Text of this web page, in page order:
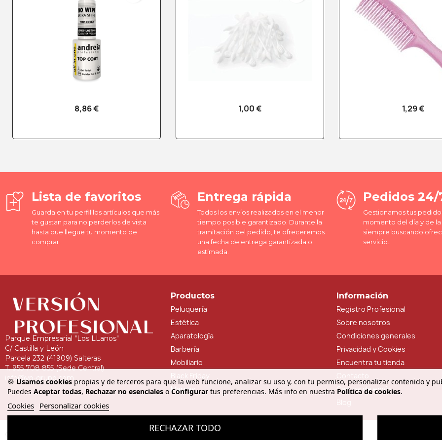
Vista rápida
8,86 € Vista rápida
1,00 € Vista rápida
1,29 €
🍪 Usamos cookies propias y de terceros para que la web funcione, analizar su uso y, con tu permiso, personalizar contenido y
Puedes Aceptar todas, Rechazar no esenciales o Configurar tus preferencias. Más info en nuestra Política de cookies.
Cookies Personalizar cookies
RECHAZAR TODO
Lista de favoritos
Guarda en tu perfil los artículos que más
te gustan para no perderlos de vista
hasta que llegue tu momento de
comprar.
Entrega rápida
Todos los envíos realizados en el menor
tiempo posible garantizado. Durante la
tramitación del pedido, te ofreceremos
una fecha de entrega garantizada o
estimada.
Pedidos 24/
Gestionamos tus
momento del día y de la
siempre buscando
servicio.
Parque Empresarial "Los LLanos"
C/ Castilla y León
Parcela 232 (41909) Salteras
T. 955 708 855 (Sede Central)
info@vp-grupo.com
Productos
Peluquería
Estética
Aparatología
Barbería
Mobiliario
Marcas
Información
Registro Profesional
Sobre nosotros
Condiciones generales
Privacidad y Cookies
Encuentra tu tienda
Gastos de envío